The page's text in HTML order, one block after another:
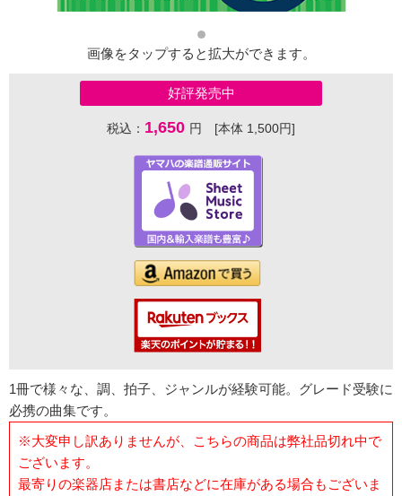
画像をタップすると拡大ができます。
好評発売中
税込： 1,650 円 [本体 1,500円]
1冊で様々な、調、拍子、ジャンルが経験可能。グレード受験に
必携の曲集です。
※大変申し訳ありませんが、こちらの商品は弊社品切れ中で
ございます。
最寄りの楽器店または書店などに在庫がある場合もございま